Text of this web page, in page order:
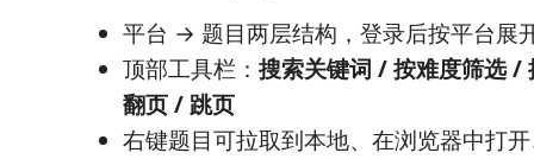
平台 → 题目两层结构，登录后按平台展
顶部工具栏： 搜索关键词 / 按难度筛选 /
翻页 / 跳页
右键题目可拉取到本地、在浏览器中打